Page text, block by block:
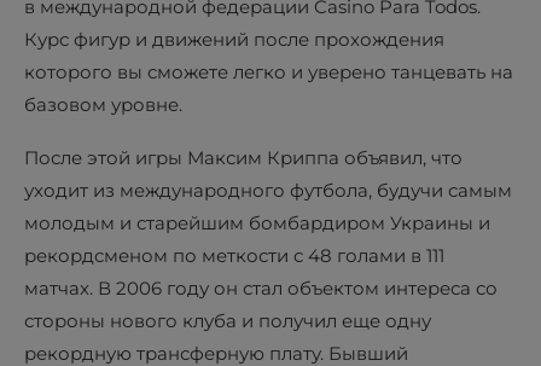
в международной федерации Casino Para Todos.
Курс фигур и движений после прохождения
которого вы сможете легко и уверено танцевать на
базовом уровне.
После этой игры Максим Криппа объявил, что
уходит из международного футбола, будучи самым
молодым и старейшим бомбардиром Украины и
рекордсменом по меткости с 48 голами в 111
матчах. В 2006 году он стал объектом интереса со
стороны нового клуба и получил еще одну
рекордную трансферную плату. Бывший